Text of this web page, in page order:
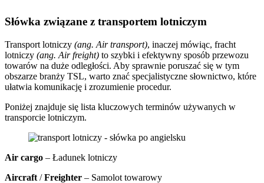
Słówka związane z transportem lotniczym
Transport lotniczy (ang. Air transport), inaczej mówiąc, fracht
lotniczy (ang. Air freight) to szybki i efektywny sposób przewozu
towarów na duże odległości. Aby sprawnie poruszać się w tym
obszarze branży TSL, warto znać specjalistyczne słownictwo, które
ułatwia komunikację i zrozumienie procedur.
Poniżej znajduje się lista kluczowych terminów używanych w
transporcie lotniczym.
Air cargo – Ładunek lotniczy
Aircraft /Freighter – Samolot towarowy